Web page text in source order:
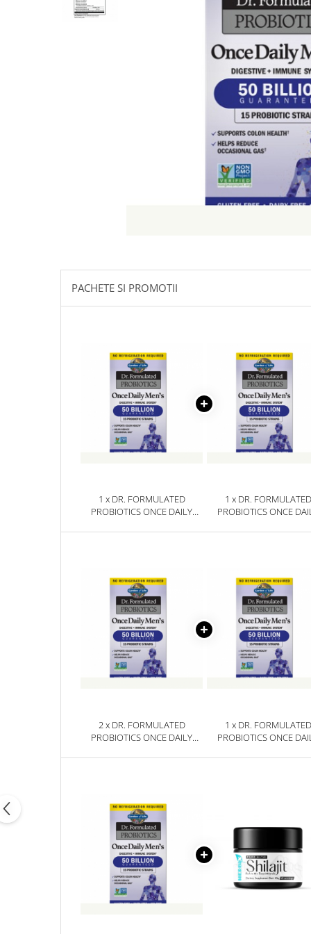
Healthy Origins
PACHETE SI PROMOTII
1 x DR. FORMULATED
PROBIOTICS ONCE DAILY
CAPSULE - GARDEN OF LIFE
1 x DR. FORMULATED
PROBIOTICS ONCE
CAPSULE - GARDEN OF
2 x DR. FORMULATED
PROBIOTICS ONCE DAILY
CAPSULE - GARDEN OF LIFE
1 x DR. FORMULATED
PROBIOTICS ONCE
CAPSULE - GARDEN OF